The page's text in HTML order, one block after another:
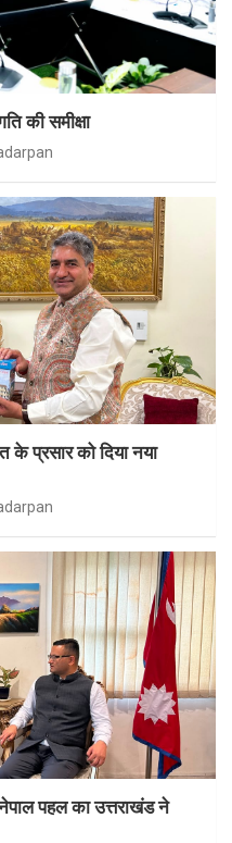
की समीक्षा
के प्रसार को दिया नया
पहल का उत्तराखंड ने